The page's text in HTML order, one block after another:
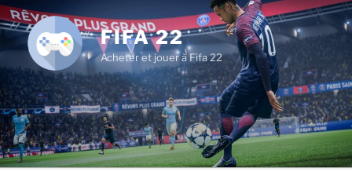
Aller
au
contenu
principal
FIFA 22
Acheter et jouer à Fifa 22